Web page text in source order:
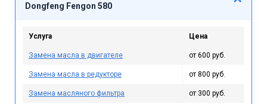
Dongfeng Fengon 580
Услуга Цена
Замена масла в двигателе от 600 руб.
Замена масла в редукторе от 800 руб.
Замена масляного фильтра от 300 руб.